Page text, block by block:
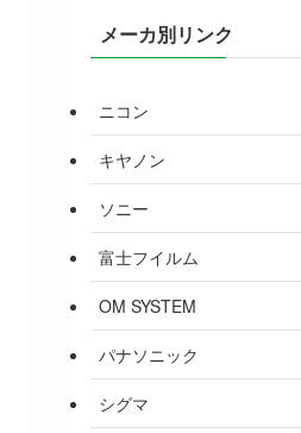
メーカ別リンク
ニコン
キヤノン
ソニー
富士フイルム
OM SYSTEM
パナソニック
シグマ